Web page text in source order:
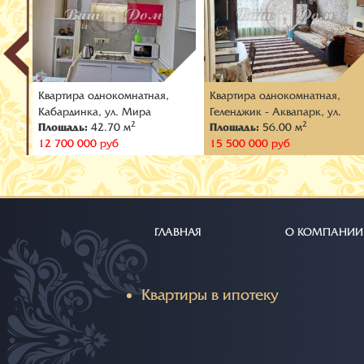
Квартира oднокомнатная,
Кабардинка, ул. Мира
Площадь:42.70 м2
12 700 000 руб
Квартира oднокомнатная,
Геленджик - Аквапарк, ул.
Верхняя
Площадь: 56.00 м2
15 500 000 руб
ГЛАВНАЯ О КОМПАНИИ
Квартиры в ипотеку